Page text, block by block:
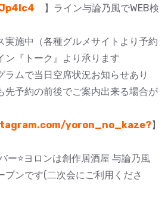
】ライン与論乃風でWEB検
施中（各種グルメサイトより予約
ン『トーク』より承ります
ムで当日空席状況お知らせあり
先予約の前後でご案内出来る場合が
yoron_no_kaze?】
ー⭐ヨロンは創作居酒屋 与論乃風
プンです(二次会にご利用くださ